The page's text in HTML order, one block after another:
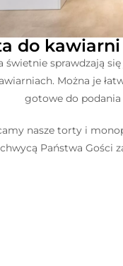
do
świetnie sprawdzają
Można je
gotowe do podania
nasze torty i
Państwa Gości